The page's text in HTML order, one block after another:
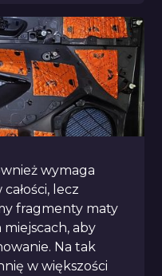
wymaga
lecz
fragmenty maty
aby
Na tak
w większości